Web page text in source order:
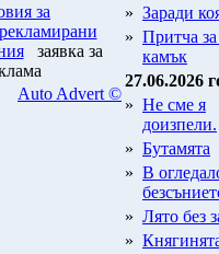
за
рекламирани
заявка за
Auto Advert ©
» Заради
» Притча
камък
27.06.2026
» Не сме я
доизпели.
» Бутамята
» В
» Лято без
»